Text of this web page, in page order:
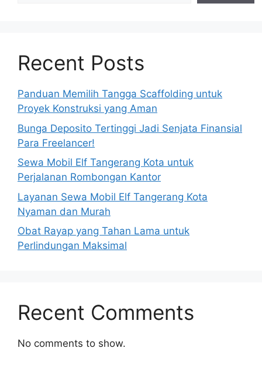
Recent Posts
Panduan Memilih Tangga Scaffolding untuk
Proyek Konstruksi yang Aman
Bunga Deposito Tertinggi Jadi Senjata Finansial
Para Freelancer!
Sewa Mobil Elf Tangerang Kota untuk
Perjalanan Rombongan Kantor
Layanan Sewa Mobil Elf Tangerang Kota
Nyaman dan Murah
Obat Rayap yang Tahan Lama untuk
Perlindungan Maksimal
Recent Comments
No comments to show.